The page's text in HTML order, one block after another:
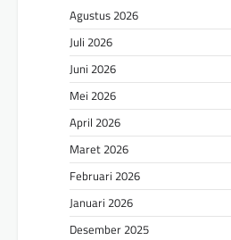
Agustus 2026
Juli 2026
Juni 2026
Mei 2026
April 2026
Maret 2026
Februari 2026
Januari 2026
Desember 2025